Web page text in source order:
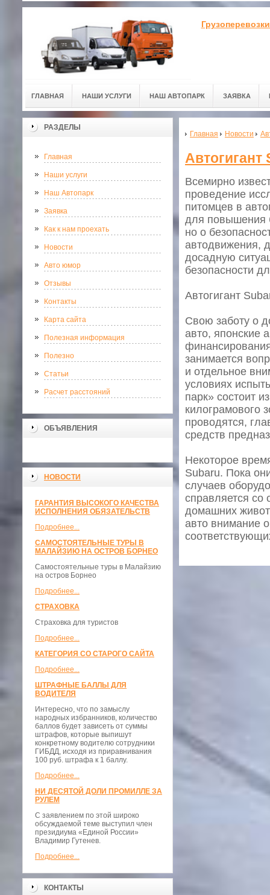
ГЛАВНАЯ НАШИ УСЛУГИ НАШ АВТОПАРК ЗАЯВКА
РАЗДЕЛЫ
Главная
Наши услуги
Наш Автопарк
Заявка
Как к нам проехать
Новости
Авто юмор
Отзывы
Контакты
Карта сайта
Полезная информация
Полезно
Статьи
Расчет расстояний
ОБЪЯВЛЕНИЯ
НОВОСТИ
ГАРАНТИЯ ВЫСОКОГО КАЧЕСТВА
ИСПОЛНЕНИЯ ОБЯЗАТЕЛЬСТВ
Подробнее...
САМОСТОЯТЕЛЬНЫЕ ТУРЫ В
МАЛАЙЗИЮ НА ОСТРОВ БОРНЕО
Самостоятельные туры в Малайзию
на остров Борнео
Подробнее...
СТРАХОВКА
Страховка для туристов
Подробнее...
КАТЕГОРИЯ СО СТАРОГО САЙТА
Подробнее...
ШТРАФНЫЕ БАЛЛЫ ДЛЯ
ВОДИТЕЛЯ
Интересно, что по замыслу
народных избранников, количество
баллов будет зависеть от суммы
штрафов, которые выпишут
конкретному водителю сотрудники
ГИБДД, исходя из приравнивания
100 руб. штрафа к 1 баллу.
Подробнее...
НИ ДЕСЯТОЙ ДОЛИ ПРОМИЛЛЕ ЗА
РУЛЕМ
С заявлением по этой широко
обсуждаемой теме выступил член
президиума «Единой России»
Владимир Гутенев.
Подробнее...
КОНТАКТЫ
Главная Новости
Всемирно
проведение
питомцев в
для повышения
но о
автодвижения,
досадную
безопасности
Автогигант
Свою заботу о
авто, японские
занимается
и отдельное
условиях
парк» состоит
килограмового
проводятся,
средств
Некоторое
Subaru. Пока
случаев
справляется со
домашних
авто внимание